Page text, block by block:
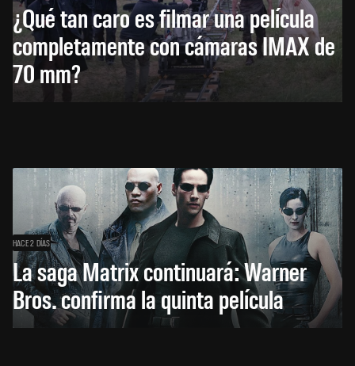
¿Qué tan caro es filmar una película
completamente con cámaras IMAX de
70 mm?
HACE 2 DÍAS
La saga Matrix continuará: Warner
Bros. confirma la quinta película